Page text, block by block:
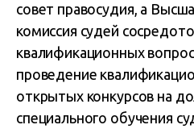
совет правосудия, а
комиссия судей
квалификационных
проведение
открытых конкурсов на
специального обучения